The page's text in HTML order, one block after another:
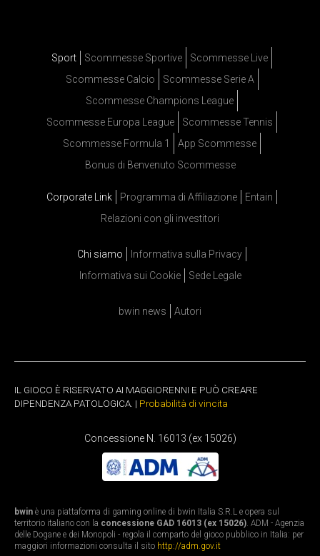
Sport Scommesse Sportive
Scommesse Live
Scommesse Calcio
Scommesse Serie A
Scommesse Champions League
Scommesse Europa League
Scommesse Tennis
Scommesse Formula 1
App Scommesse
Bonus di Benvenuto Scommesse
Corporate Link Programma di Affiliazione
Entain
Relazioni con gli investitori
Chi siamo
Informativa sulla Privacy
Informativa sui Cookie
Sede Legale
bwin news Autori
IL GIOCO È RISERVATO AI MAGGIORENNI E PUÒ CREARE
DIPENDENZA PATOLOGICA. | Probabilità di vincita
Concessione N. 16013 (ex 15026)
bwin è una piattaforma di gaming online di bwin Italia S.R.L e opera sul
territorio italiano con la concessione GAD 16013 (ex 15026). ADM - Agenzia
delle Dogane e dei Monopoli - regola il comparto del gioco pubblico in Italia: per
maggiori informazioni consulta il sito http://adm.gov.it